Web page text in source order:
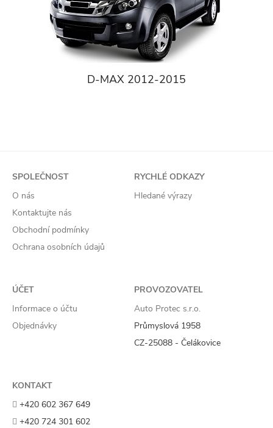
D-MAX 2012-2015
SPOLEČNOST
O nás
Kontaktujte nás
Obchodní podmínky
Ochrana osobních údajů
RYCHLÉ ODKAZY
Hledané výrazy
ÚČET
Informace o účtu
Objednávky
PROVOZOVATEL
Auto Protec s.r.o.
Průmyslová 1958
CZ-25088 - Čelákovice
KONTAKT
+420 602 367 649
+420 724 301 602